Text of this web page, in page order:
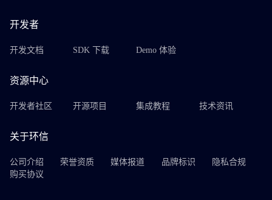
开发者
开发文档 SDK 下载 Demo 体验
资源中心
开发者社区 开源项目 集成教程 技术资讯
关于环信
公司介绍 荣誉资质 媒体报道 品牌标识
隐私合规
购买协议